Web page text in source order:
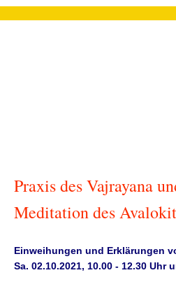
Praxis des Vajrayana
Meditation des
Einweihungen und Erklärungen
Sa. 02.10.2021, 10.00 - 12.30 Uhr